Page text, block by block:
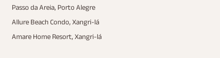
Passo da Areia, Porto Alegre
Allure Beach Condo, Xangri-lá
Amare Home Resort, Xangri-lá